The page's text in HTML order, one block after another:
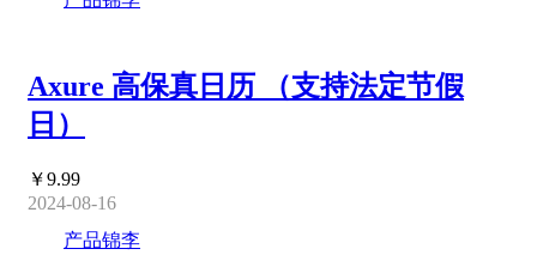
Axure 高保真日历 （支持法定节假
日）
￥9.99
2024-08-16
产品锦李